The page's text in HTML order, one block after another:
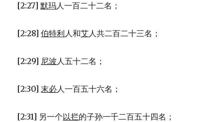
[2:27]默玛人一百二十二名；
[2:28]伯特利人和艾人共二百二十三名；
[2:29] 尼波人五十二名；
[2:30]末必人一百五十六名；
[2:31] 另一个以拦的子孙一千二百五十四名；